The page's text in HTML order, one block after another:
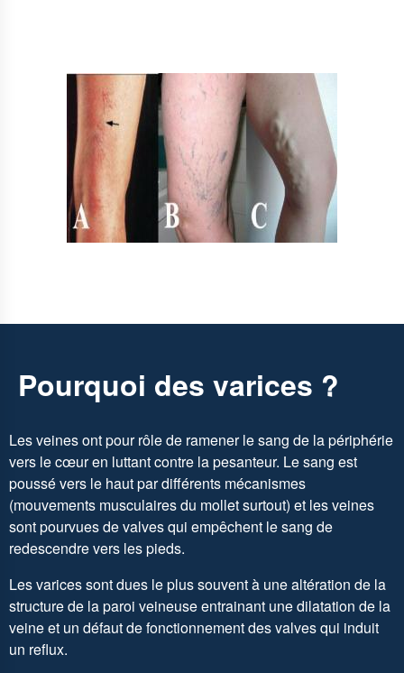
Pourquoi des varices ?
Les veines ont pour rôle de ramener le sang de la périphérie
vers le cœur en luttant contre la pesanteur. Le sang est
poussé vers le haut par différents mécanismes
(mouvements musculaires du mollet surtout) et les veines
sont pourvues de valves qui empêchent le sang de
redescendre vers les pieds.
Les varices sont dues le plus souvent à une altération de la
structure de la paroi veineuse entrainant une dilatation de la
veine et un défaut de fonctionnement des valves qui induit
un reflux.